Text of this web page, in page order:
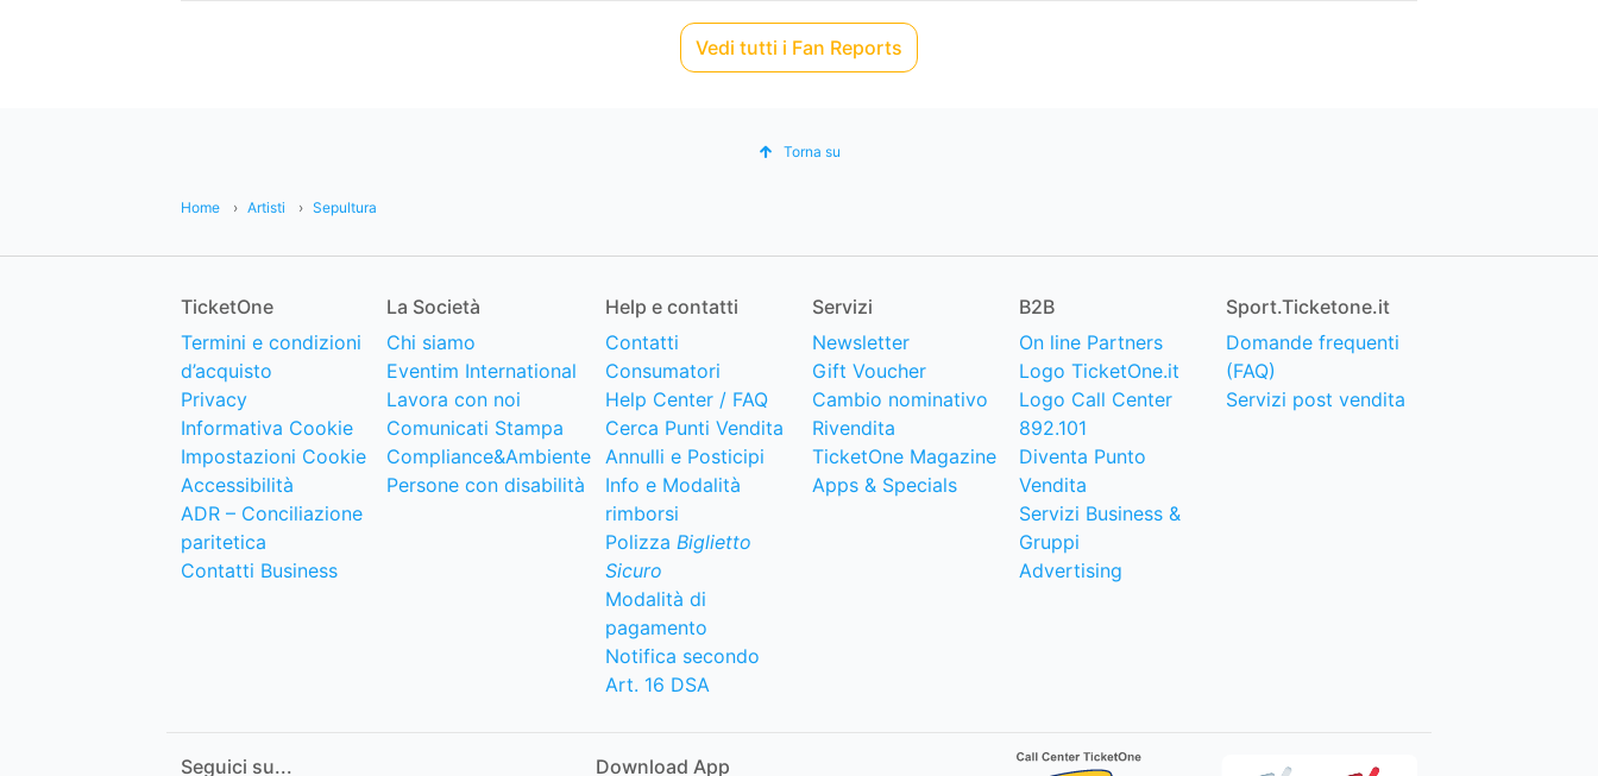
Vedi tutti i Fan Reports
Torna su
Home Artisti Sepultura
TicketOne
Termini e condizioni
d’acquisto
Privacy
Informativa Cookie
Impostazioni Cookie
Accessibilità
ADR – Conciliazione
paritetica
Contatti Business
La Società
Chi siamo
Eventim International
Lavora con noi
Comunicati Stampa
Compliance&Ambiente
Persone con disabilità
Help e contatti
Contatti
Consumatori
Help Center / FAQ
Cerca Punti Vendita
Annulli e Posticipi
Info e Modalità
rimborsi
Polizza Biglietto
Sicuro
Modalità di
pagamento
Notifica secondo
Art. 16 DSA
Servizi
Newsletter
Gift Voucher
Cambio nominativo
Rivendita
TicketOne Magazine
Apps & Specials
B2B
On line Partners
Logo TicketOne.it
Logo Call Center
892.101
Diventa Punto
Vendita
Servizi Business &
Gruppi
Advertising
Sport.Ticketone.it
Domande frequenti
(FAQ)
Servizi post vendita
Seguici su... Download App